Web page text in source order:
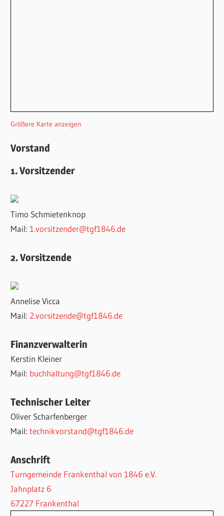
Größere Karte anzeigen
Vorstand
1. Vorsitzender
Timo Schmietenknop
Mail:1.vorsitzender@tgf1846.de
2. Vorsitzende
Annelise Vicca
Mail: 2.vorsitzende@tgf1846.de
Finanzverwalterin
Kerstin Kleiner
Mail: buchhaltung@tgf1846.de
Technischer Leiter
Oliver Scharfenberger
Mail:technikvorstand@tgf1846.de
Anschrift
Turngemeinde Frankenthal von 1846 e.V.
Jahnplatz 6
67227 Frankenthal